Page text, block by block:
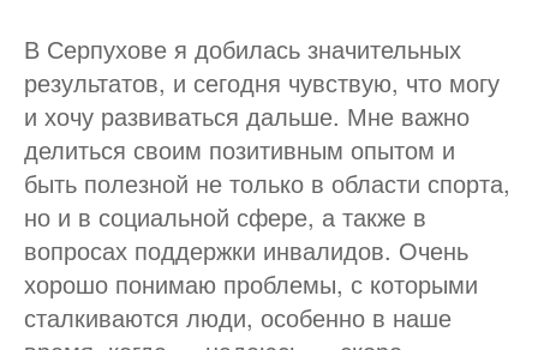
В Серпухове я добилась значительных
результатов, и сегодня чувствую, что могу
и хочу развиваться дальше. Мне важно
делиться своим позитивным опытом и
быть полезной не только в области спорта,
но и в социальной сфере, а также в
вопросах поддержки инвалидов. Очень
хорошо понимаю проблемы, с которыми
сталкиваются люди, особенно в наше